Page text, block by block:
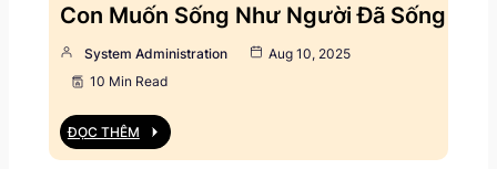
Con Muốn Sống Như Người Đã Sống
System Administration
Aug 10, 2025
10 Min Read
ĐỌC THÊM